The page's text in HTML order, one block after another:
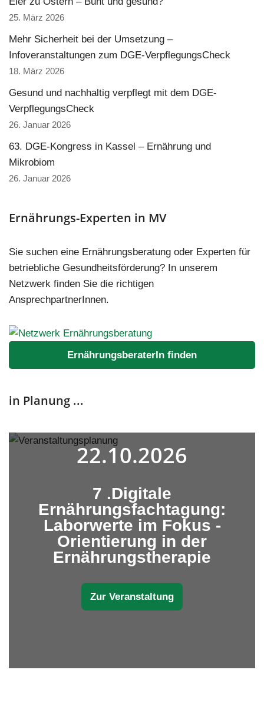
25. März 2026
Mehr Sicherheit bei der Umsetzung –
Infoveranstaltungen zum DGE-VerpflegungsCheck
18. März 2026
Gesund und nachhaltig verpflegt mit dem DGE-
VerpflegungsCheck
26. Januar 2026
63. DGE-Kongress in Kassel – Ernährung und
Mikrobiom
26. Januar 2026
Ernährungs-Experten in MV
Sie suchen eine Ernährungsberatung oder Experten für
betriebliche Gesundheitsförderung? In unserem
Netzwerk finden Sie die richtigen
AnsprechpartnerInnen.
ErnährungsberaterIn finden
in Planung ...
22.10.2026
7 .Digitale
Ernährungsfachtagung:
Laborwerte im Fokus -
Orientierung in der
Ernährungstherapie
Zur Veranstaltung